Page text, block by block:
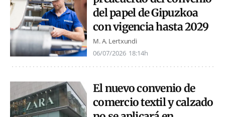
del papel de Gipuzkoa
con vigencia hasta 2029
M. A. Lertxundi
06/07/2026 18:14h
El nuevo convenio de
comercio textil y calzado